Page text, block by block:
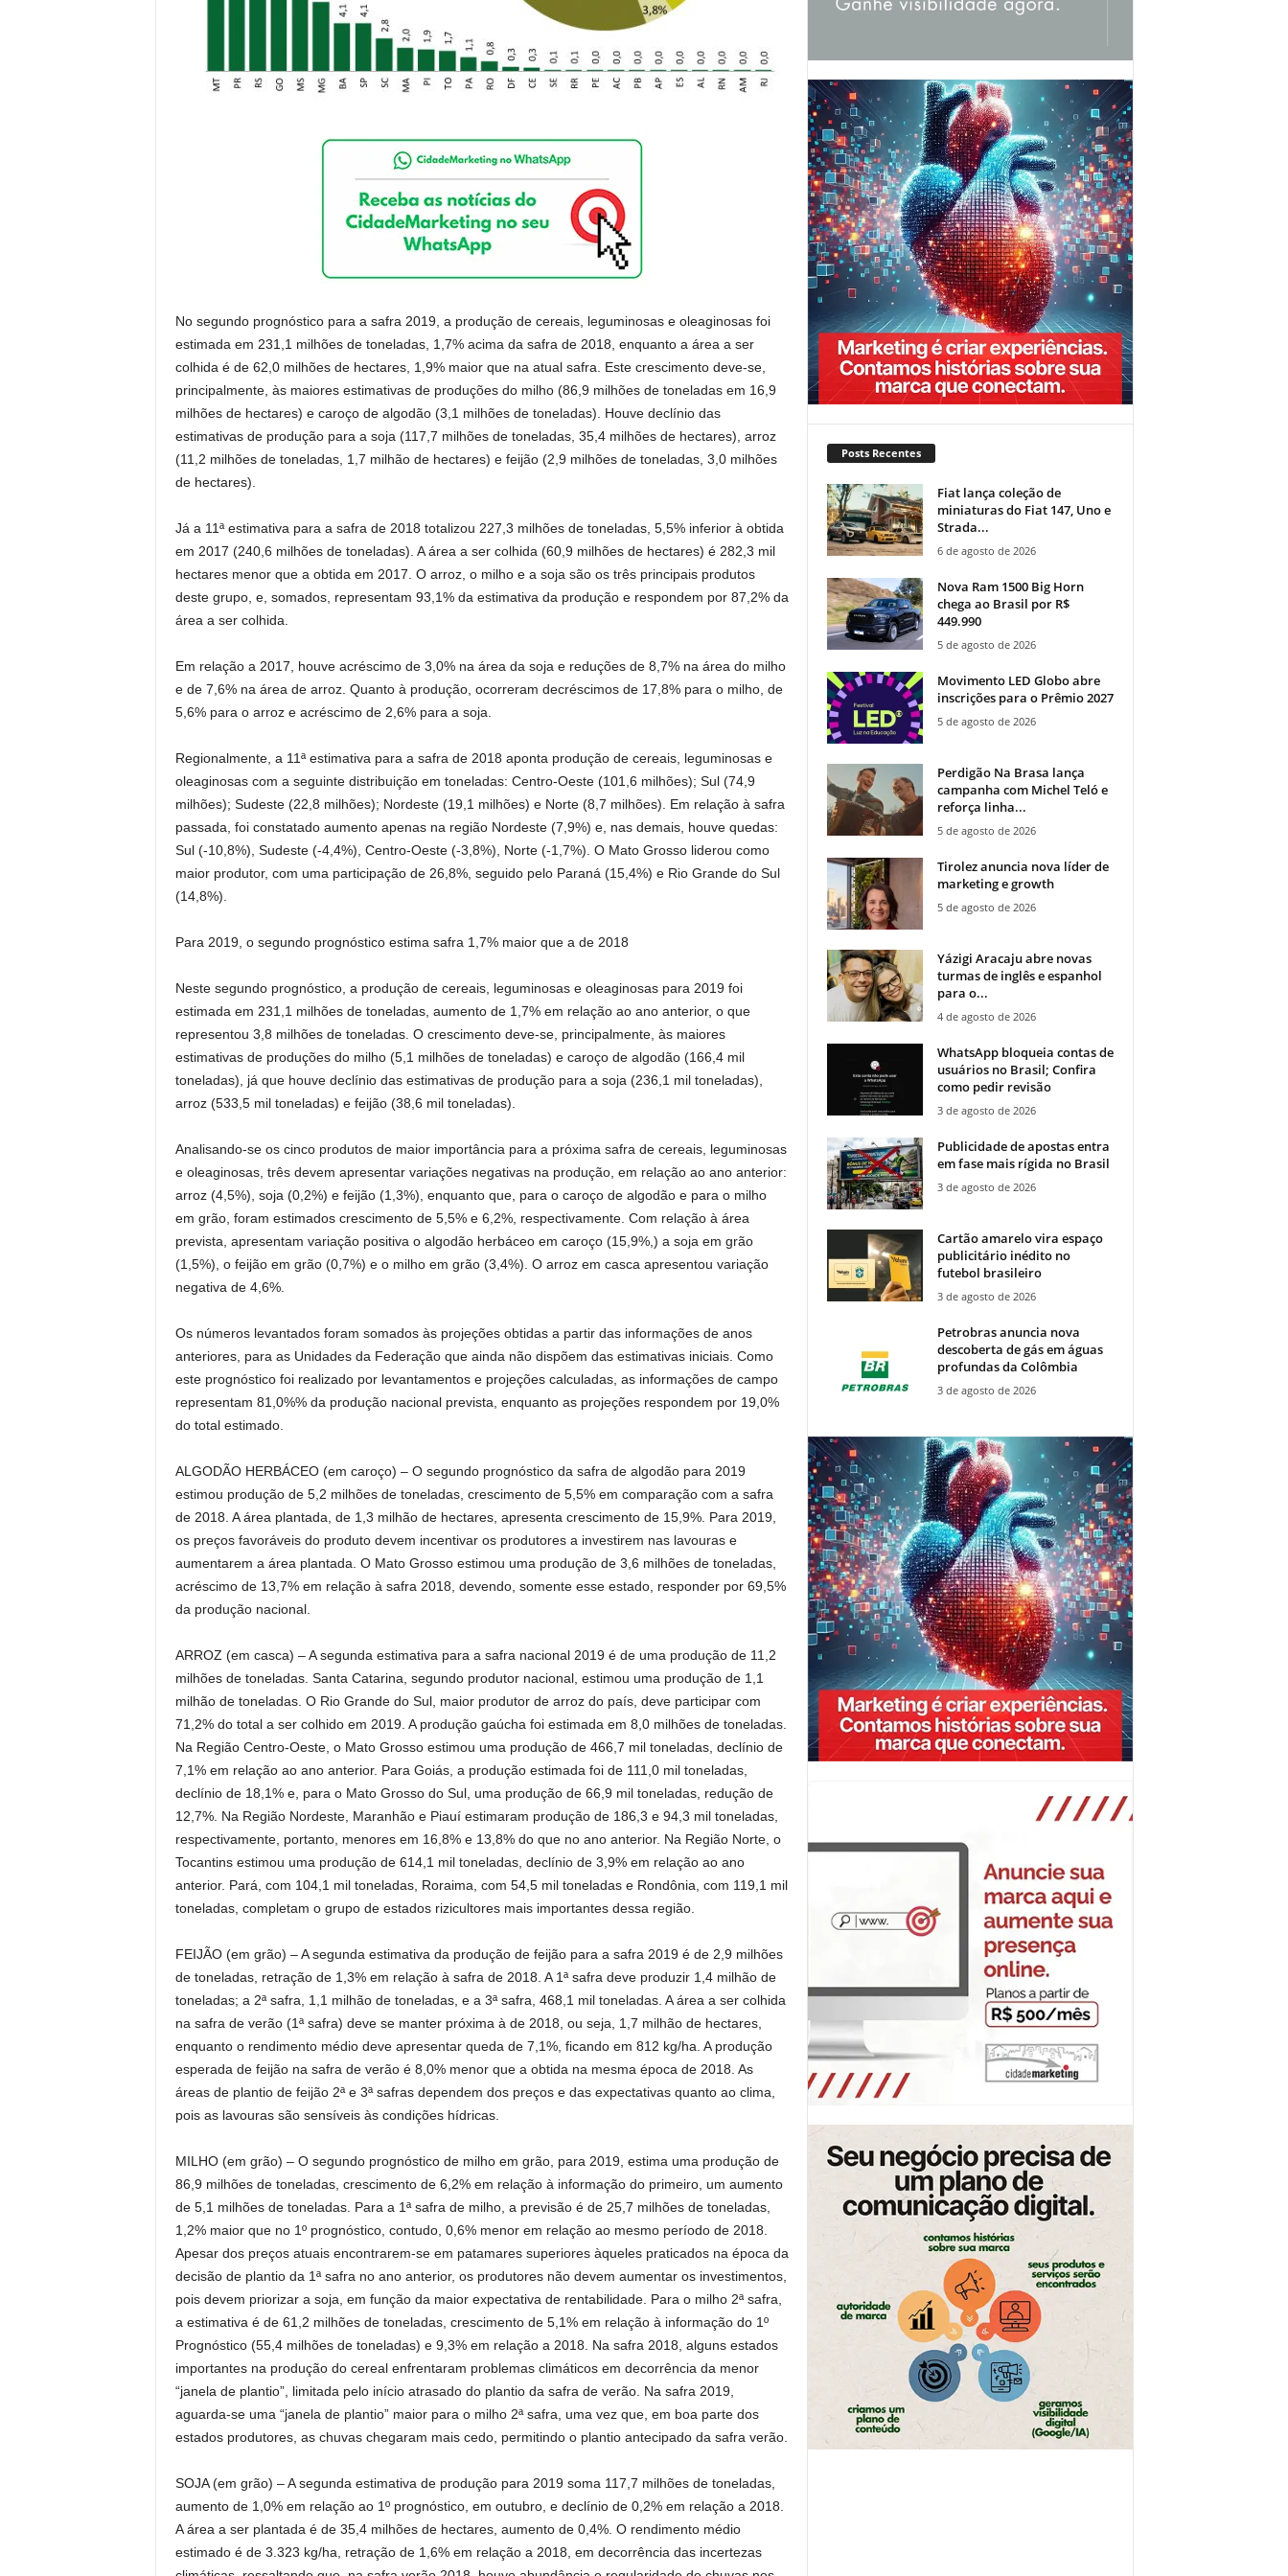
No segundo prognóstico para a safra 2019, a produção de cereais, leguminosas e oleaginosas foi
estimada em 231,1 milhões de toneladas, 1,7% acima da safra de 2018, enquanto a área a ser
colhida é de 62,0 milhões de hectares, 1,9% maior que na atual safra. Este crescimento deve-se,
principalmente, às maiores estimativas de produções do milho (86,9 milhões de toneladas em 16,9
milhões de hectares) e caroço de algodão (3,1 milhões de toneladas). Houve declínio das
estimativas de produção para a soja (117,7 milhões de toneladas, 35,4 milhões de hectares), arroz
(11,2 milhões de toneladas, 1,7 milhão de hectares) e feijão (2,9 milhões de toneladas, 3,0 milhões
de hectares).
Já a 11ª estimativa para a safra de 2018 totalizou 227,3 milhões de toneladas, 5,5% inferior à obtida
em 2017 (240,6 milhões de toneladas). A área a ser colhida (60,9 milhões de hectares) é 282,3 mil
hectares menor que a obtida em 2017. O arroz, o milho e a soja são os três principais produtos
deste grupo, e, somados, representam 93,1% da estimativa da produção e respondem por 87,2% da
área a ser colhida.
Em relação a 2017, houve acréscimo de 3,0% na área da soja e reduções de 8,7% na área do milho
e de 7,6% na área de arroz. Quanto à produção, ocorreram decréscimos de 17,8% para o milho, de
5,6% para o arroz e acréscimo de 2,6% para a soja.
Regionalmente, a 11ª estimativa para a safra de 2018 aponta produção de cereais, leguminosas e
oleaginosas com a seguinte distribuição em toneladas: Centro-Oeste (101,6 milhões); Sul (74,9
milhões); Sudeste (22,8 milhões); Nordeste (19,1 milhões) e Norte (8,7 milhões). Em relação à safra
passada, foi constatado aumento apenas na região Nordeste (7,9%) e, nas demais, houve quedas:
Sul (-10,8%), Sudeste (-4,4%), Centro-Oeste (-3,8%), Norte (-1,7%). O Mato Grosso liderou como
maior produtor, com uma participação de 26,8%, seguido pelo Paraná (15,4%) e Rio Grande do Sul
(14,8%).
Para 2019, o segundo prognóstico estima safra 1,7% maior que a de 2018
Neste segundo prognóstico, a produção de cereais, leguminosas e oleaginosas para 2019 foi
estimada em 231,1 milhões de toneladas, aumento de 1,7% em relação ao ano anterior, o que
representou 3,8 milhões de toneladas. O crescimento deve-se, principalmente, às maiores
estimativas de produções do milho (5,1 milhões de toneladas) e caroço de algodão (166,4 mil
toneladas), já que houve declínio das estimativas de produção para a soja (236,1 mil toneladas),
arroz (533,5 mil toneladas) e feijão (38,6 mil toneladas).
Analisando-se os cinco produtos de maior importância para a próxima safra de cereais, leguminosas
e oleaginosas, três devem apresentar variações negativas na produção, em relação ao ano anterior:
arroz (4,5%), soja (0,2%) e feijão (1,3%), enquanto que, para o caroço de algodão e para o milho
em grão, foram estimados crescimento de 5,5% e 6,2%, respectivamente. Com relação à área
prevista, apresentam variação positiva o algodão herbáceo em caroço (15,9%,) a soja em grão
(1,5%), o feijão em grão (0,7%) e o milho em grão (3,4%). O arroz em casca apresentou variação
negativa de 4,6%.
Os números levantados foram somados às projeções obtidas a partir das informações de anos
anteriores, para as Unidades da Federação que ainda não dispõem das estimativas iniciais. Como
este prognóstico foi realizado por levantamentos e projeções calculadas, as informações de campo
representam 81,0%% da produção nacional prevista, enquanto as projeções respondem por 19,0%
do total estimado.
ALGODÃO HERBÁCEO (em caroço) – O segundo prognóstico da safra de algodão para 2019
estimou produção de 5,2 milhões de toneladas, crescimento de 5,5% em comparação com a safra
de 2018. A área plantada, de 1,3 milhão de hectares, apresenta crescimento de 15,9%. Para 2019,
os preços favoráveis do produto devem incentivar os produtores a investirem nas lavouras e
aumentarem a área plantada. O Mato Grosso estimou uma produção de 3,6 milhões de toneladas,
acréscimo de 13,7% em relação à safra 2018, devendo, somente esse estado, responder por 69,5%
da produção nacional.
ARROZ (em casca) – A segunda estimativa para a safra nacional 2019 é de uma produção de 11,2
milhões de toneladas. Santa Catarina, segundo produtor nacional, estimou uma produção de 1,1
milhão de toneladas. O Rio Grande do Sul, maior produtor de arroz do país, deve participar com
71,2% do total a ser colhido em 2019. A produção gaúcha foi estimada em 8,0 milhões de toneladas.
Na Região Centro-Oeste, o Mato Grosso estimou uma produção de 466,7 mil toneladas, declínio de
7,1% em relação ao ano anterior. Para Goiás, a produção estimada foi de 111,0 mil toneladas,
declínio de 18,1% e, para o Mato Grosso do Sul, uma produção de 66,9 mil toneladas, redução de
12,7%. Na Região Nordeste, Maranhão e Piauí estimaram produção de 186,3 e 94,3 mil toneladas,
respectivamente, portanto, menores em 16,8% e 13,8% do que no ano anterior. Na Região Norte, o
Tocantins estimou uma produção de 614,1 mil toneladas, declínio de 3,9% em relação ao ano
anterior. Pará, com 104,1 mil toneladas, Roraima, com 54,5 mil toneladas e Rondônia, com 119,1 mil
toneladas, completam o grupo de estados rizicultores mais importantes dessa região.
FEIJÃO (em grão) – A segunda estimativa da produção de feijão para a safra 2019 é de 2,9 milhões
de toneladas, retração de 1,3% em relação à safra de 2018. A 1ª safra deve produzir 1,4 milhão de
toneladas; a 2ª safra, 1,1 milhão de toneladas, e a 3ª safra, 468,1 mil toneladas. A área a ser colhida
na safra de verão (1ª safra) deve se manter próxima à de 2018, ou seja, 1,7 milhão de hectares,
enquanto o rendimento médio deve apresentar queda de 7,1%, ficando em 812 kg/ha. A produção
esperada de feijão na safra de verão é 8,0% menor que a obtida na mesma época de 2018. As
áreas de plantio de feijão 2ª e 3ª safras dependem dos preços e das expectativas quanto ao clima,
pois as lavouras são sensíveis às condições hídricas.
MILHO (em grão) – O segundo prognóstico de milho em grão, para 2019, estima uma produção de
86,9 milhões de toneladas, crescimento de 6,2% em relação à informação do primeiro, um aumento
de 5,1 milhões de toneladas. Para a 1ª safra de milho, a previsão é de 25,7 milhões de toneladas,
1,2% maior que no 1º prognóstico, contudo, 0,6% menor em relação ao mesmo período de 2018.
Apesar dos preços atuais encontrarem-se em patamares superiores àqueles praticados na época da
decisão de plantio da 1ª safra no ano anterior, os produtores não devem aumentar os investimentos,
pois devem priorizar a soja, em função da maior expectativa de rentabilidade. Para o milho 2ª safra,
a estimativa é de 61,2 milhões de toneladas, crescimento de 5,1% em relação à informação do 1º
Prognóstico (55,4 milhões de toneladas) e 9,3% em relação a 2018. Na safra 2018, alguns estados
importantes na produção do cereal enfrentaram problemas climáticos em decorrência da menor
“janela de plantio”, limitada pelo início atrasado do plantio da safra de verão. Na safra 2019,
aguarda-se uma “janela de plantio” maior para o milho 2ª safra, uma vez que, em boa parte dos
estados produtores, as chuvas chegaram mais cedo, permitindo o plantio antecipado da safra verão.
SOJA (em grão) – A segunda estimativa de produção para 2019 soma 117,7 milhões de toneladas,
aumento de 1,0% em relação ao 1º prognóstico, em outubro, e declínio de 0,2% em relação a 2018.
A área a ser plantada é de 35,4 milhões de hectares, aumento de 0,4%. O rendimento médio
estimado é de 3.323 kg/ha, retração de 1,6% em relação a 2018, em decorrência das incertezas
Posts Recentes
Fiat lança coleção de
miniaturas do Fiat 147, Uno e
Strada...
6 de agosto de 2026
Nova Ram 1500 Big Horn
chega ao Brasil por R$
449.990
5 de agosto de 2026
Movimento LED Globo abre
inscrições para o Prêmio 2027
5 de agosto de 2026
Perdigão Na Brasa lança
campanha com Michel Teló e
reforça linha...
5 de agosto de 2026
Tirolez anuncia nova líder de
marketing e growth
5 de agosto de 2026
Yázigi Aracaju abre novas
turmas de inglês e espanhol
para o...
4 de agosto de 2026
WhatsApp bloqueia contas de
usuários no Brasil; Confira
como pedir revisão
3 de agosto de 2026
Publicidade de apostas entra
em fase mais rígida no Brasil
3 de agosto de 2026
Cartão amarelo vira espaço
publicitário inédito no
futebol brasileiro
3 de agosto de 2026
Petrobras anuncia nova
descoberta de gás em águas
profundas da Colômbia
3 de agosto de 2026